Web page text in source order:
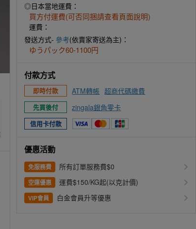
◎日本當地運費：
買方付運費(可否同捆請查看頁面說明)
運費：
發送方式- 參考(依賣家寄送為主)：
ゆうパック60-1100円
付款方式
即時付款 ATM轉帳 超商代碼繳費
先買後付 zingala銀角零卡
信用卡付款
優惠活動
免服務費 所有訂單服務費$0
空運優惠 運費$150/KG起(以克計價)
VIP會員 白金會員升等優惠